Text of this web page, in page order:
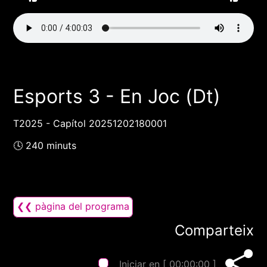
Esports 3 - En Joc (Dt)
T2025 - Capítol 20251202180001
🕓 240 minuts
❮❮ pàgina del programa
Comparteix
Iniciar en [ 00:00:00 ]